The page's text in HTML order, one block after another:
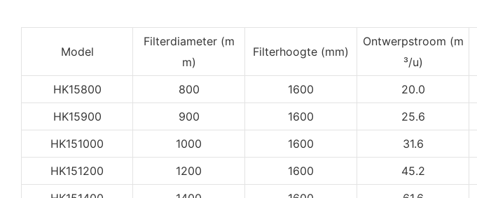
Model
Filterdiameter (m
m)
Filterhoogte (mm)
Ontwerpstroom (m
³/u)
HK15800
800 1600 20.0
HK15900
900 1600 25.6
HK151000
1000 1600 31.6
HK151200
1200 1600 45.2